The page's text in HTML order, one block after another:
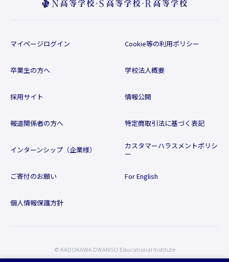
マイページログイン
卒業生の方へ
採用サイト
報道関係者の方へ
インターンシップ（企業様）
ご寄付のお願い
個人情報保護方針
Cookie等の利用ポリシー
学校法人概要
情報公開
特定商取引法に基づく表記
カスタマーハラスメントポリシ
ー
For English
© KADOKAWA DWANGO Educational Institute